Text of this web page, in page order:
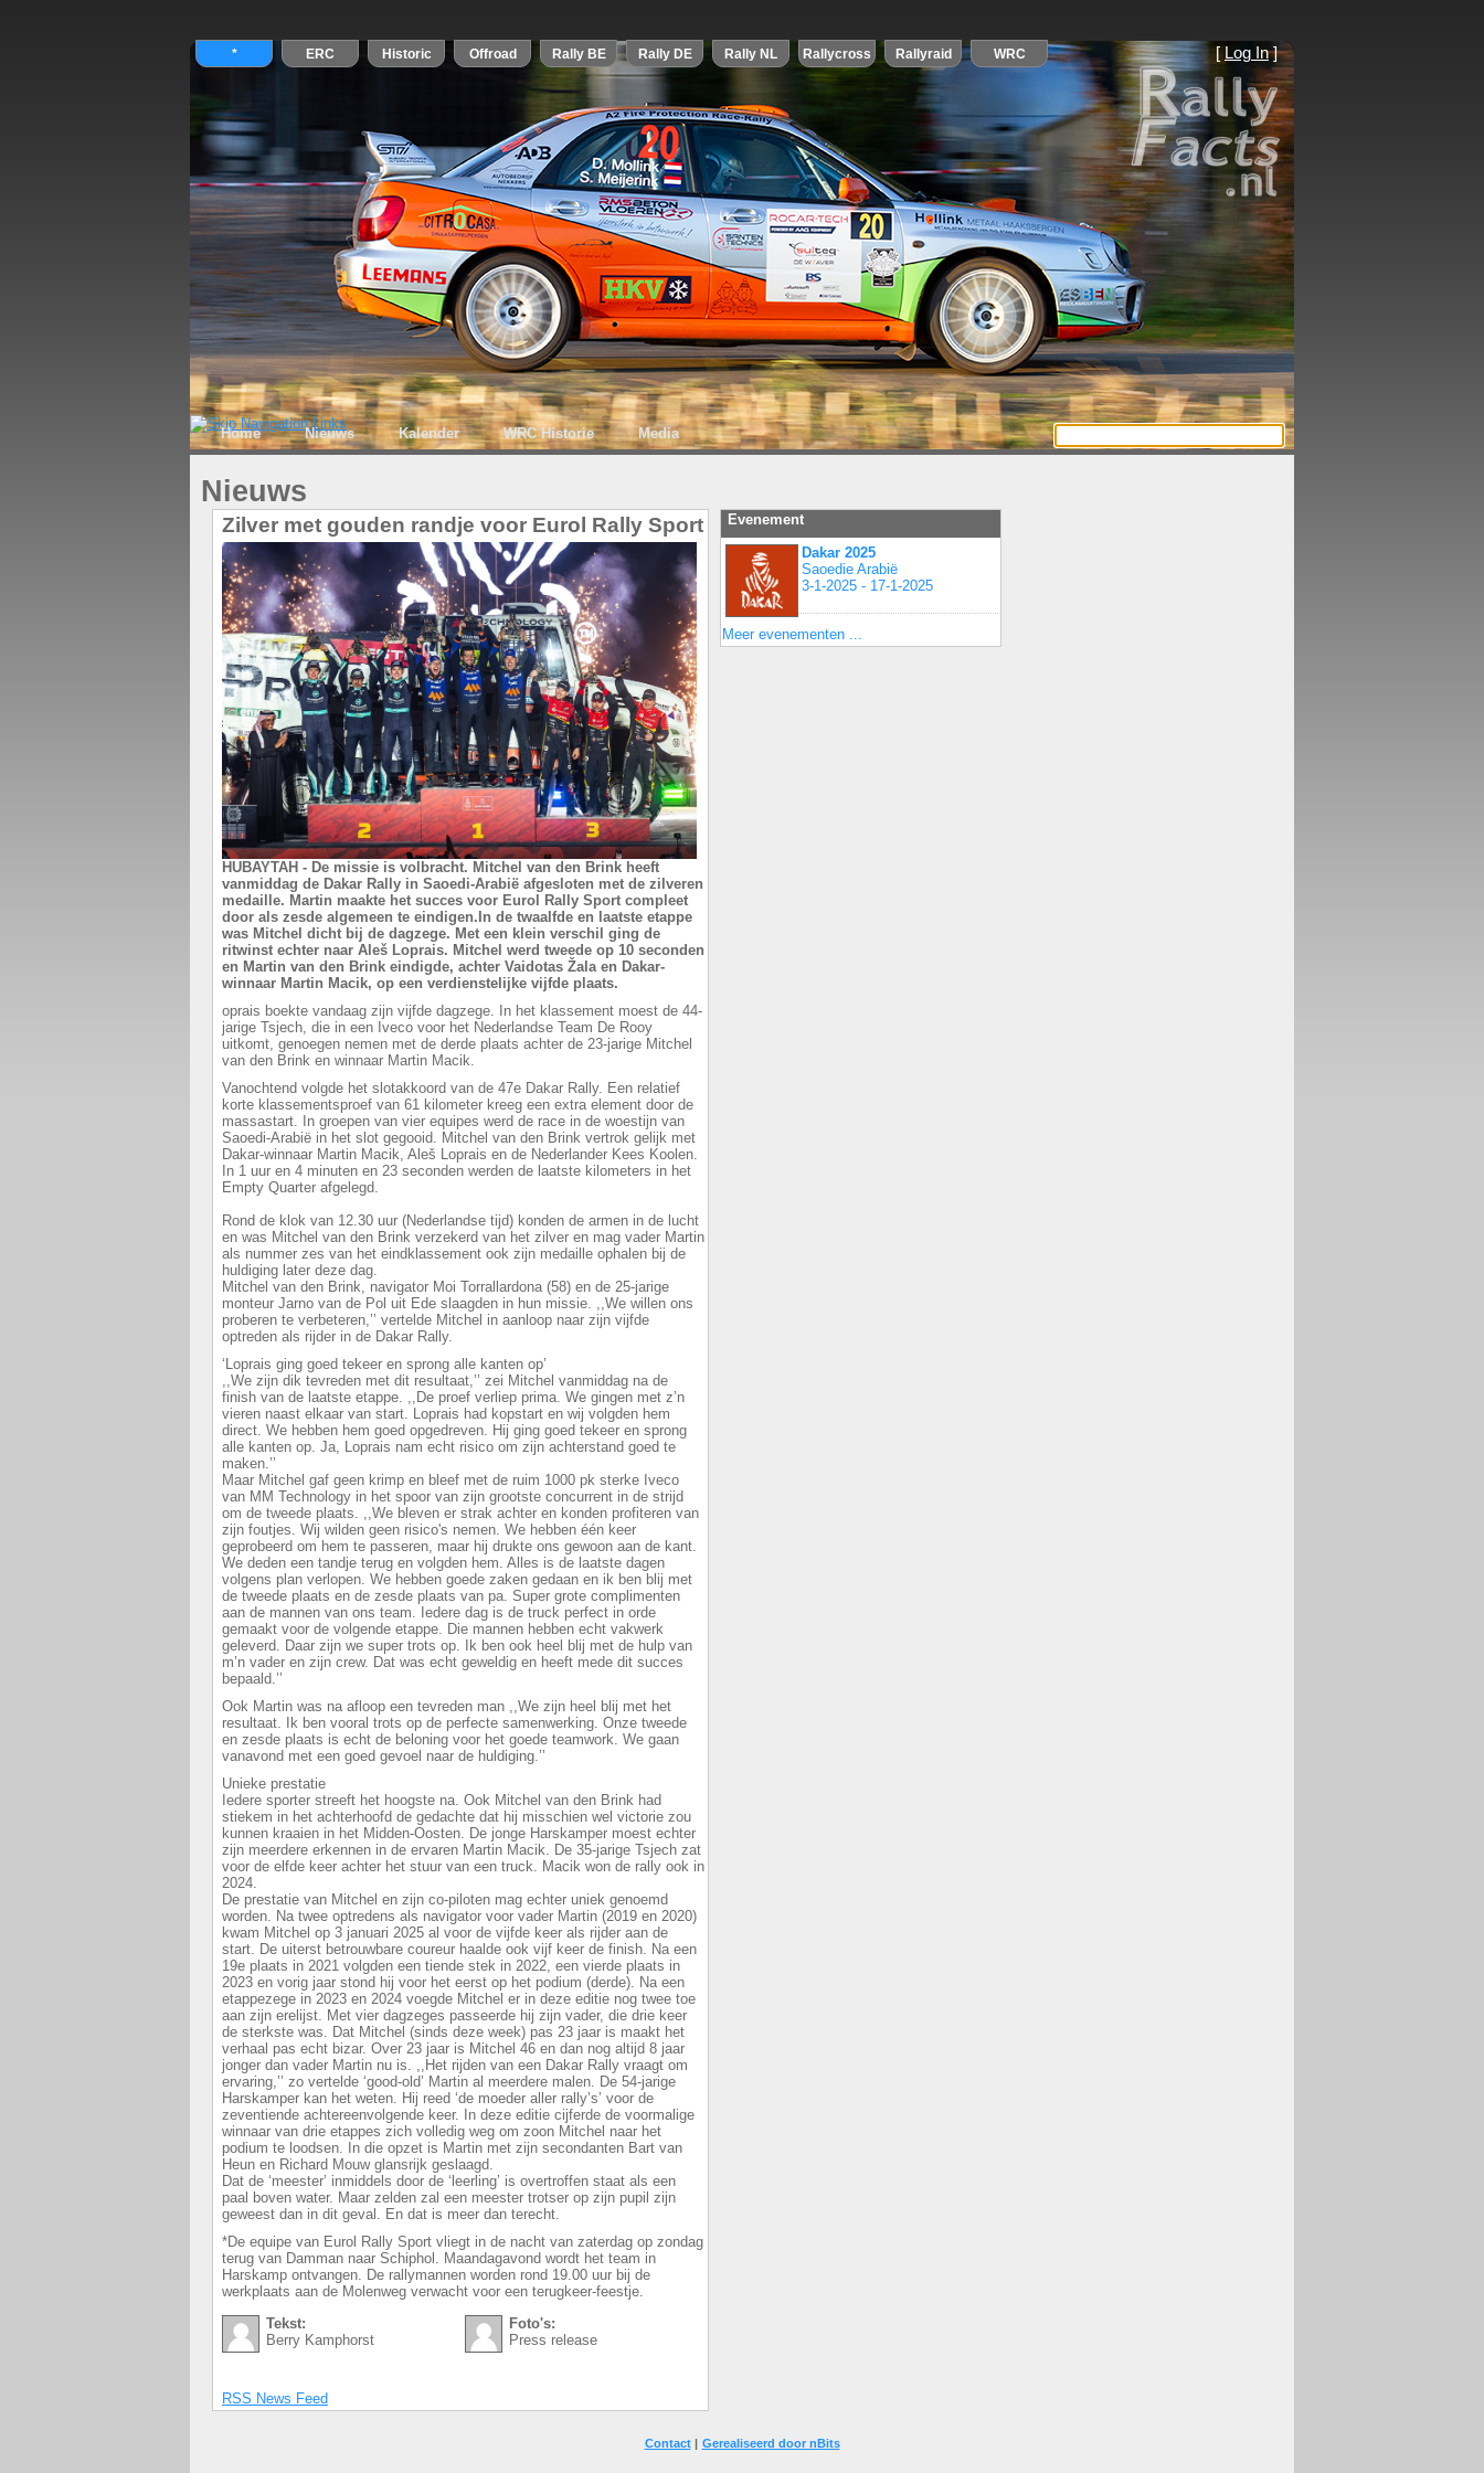
[ Log In]
Home Nieuws Kalender WRC Historie Media
Nieuws
Zilver met gouden randje voor Eurol Rally Sport
HUBAYTAH - De missie is volbracht. Mitchel van den Brink heeft
vanmiddag de Dakar Rally in Saoedi-Arabië afgesloten met de zilveren
medaille. Martin maakte het succes voor Eurol Rally Sport compleet
door als zesde algemeen te eindigen.In de twaalfde en laatste etappe
was Mitchel dicht bij de dagzege. Met een klein verschil ging de
ritwinst echter naar Aleš Loprais. Mitchel werd tweede op 10 seconden
en Martin van den Brink eindigde, achter Vaidotas Žala en Dakar-
winnaar Martin Macik, op een verdienstelijke vijfde plaats.
oprais boekte vandaag zijn vijfde dagzege. In het klassement moest de 44-
jarige Tsjech, die in een Iveco voor het Nederlandse Team De Rooy
uitkomt, genoegen nemen met de derde plaats achter de 23-jarige Mitchel
van den Brink en winnaar Martin Macik.
Vanochtend volgde het slotakkoord van de 47e Dakar Rally. Een relatief
korte klassementsproef van 61 kilometer kreeg een extra element door de
massastart. In groepen van vier equipes werd de race in de woestijn van
Saoedi-Arabië in het slot gegooid. Mitchel van den Brink vertrok gelijk met
Dakar-winnaar Martin Macik, Aleš Loprais en de Nederlander Kees Koolen.
In 1 uur en 4 minuten en 23 seconden werden de laatste kilometers in het
Empty Quarter afgelegd.
Rond de klok van 12.30 uur (Nederlandse tijd) konden de armen in de lucht
en was Mitchel van den Brink verzekerd van het zilver en mag vader Martin
als nummer zes van het eindklassement ook zijn medaille ophalen bij de
huldiging later deze dag.
Mitchel van den Brink, navigator Moi Torrallardona (58) en de 25-jarige
monteur Jarno van de Pol uit Ede slaagden in hun missie. ,,We willen ons
proberen te verbeteren,’’ vertelde Mitchel in aanloop naar zijn vijfde
optreden als rijder in de Dakar Rally.
‘Loprais ging goed tekeer en sprong alle kanten op’
,,We zijn dik tevreden met dit resultaat,’’ zei Mitchel vanmiddag na de
finish van de laatste etappe. ,,De proef verliep prima. We gingen met z’n
vieren naast elkaar van start. Loprais had kopstart en wij volgden hem
direct. We hebben hem goed opgedreven. Hij ging goed tekeer en sprong
alle kanten op. Ja, Loprais nam echt risico om zijn achterstand goed te
maken.’’
Maar Mitchel gaf geen krimp en bleef met de ruim 1000 pk sterke Iveco
van MM Technology in het spoor van zijn grootste concurrent in de strijd
om de tweede plaats. ,,We bleven er strak achter en konden profiteren van
zijn foutjes. Wij wilden geen risico's nemen. We hebben één keer
geprobeerd om hem te passeren, maar hij drukte ons gewoon aan de kant.
We deden een tandje terug en volgden hem. Alles is de laatste dagen
volgens plan verlopen. We hebben goede zaken gedaan en ik ben blij met
de tweede plaats en de zesde plaats van pa. Super grote complimenten
aan de mannen van ons team. Iedere dag is de truck perfect in orde
gemaakt voor de volgende etappe. Die mannen hebben echt vakwerk
geleverd. Daar zijn we super trots op. Ik ben ook heel blij met de hulp van
m’n vader en zijn crew. Dat was echt geweldig en heeft mede dit succes
bepaald.’’
Ook Martin was na afloop een tevreden man ,,We zijn heel blij met het
resultaat. Ik ben vooral trots op de perfecte samenwerking. Onze tweede
en zesde plaats is echt de beloning voor het goede teamwork. We gaan
vanavond met een goed gevoel naar de huldiging.’’
Unieke prestatie
Iedere sporter streeft het hoogste na. Ook Mitchel van den Brink had
stiekem in het achterhoofd de gedachte dat hij misschien wel victorie zou
kunnen kraaien in het Midden-Oosten. De jonge Harskamper moest echter
zijn meerdere erkennen in de ervaren Martin Macik. De 35-jarige Tsjech zat
voor de elfde keer achter het stuur van een truck. Macik won de rally ook in
2024.
De prestatie van Mitchel en zijn co-piloten mag echter uniek genoemd
worden. Na twee optredens als navigator voor vader Martin (2019 en 2020)
kwam Mitchel op 3 januari 2025 al voor de vijfde keer als rijder aan de
start. De uiterst betrouwbare coureur haalde ook vijf keer de finish. Na een
19e plaats in 2021 volgden een tiende stek in 2022, een vierde plaats in
2023 en vorig jaar stond hij voor het eerst op het podium (derde). Na een
etappezege in 2023 en 2024 voegde Mitchel er in deze editie nog twee toe
aan zijn erelijst. Met vier dagzeges passeerde hij zijn vader, die drie keer
de sterkste was. Dat Mitchel (sinds deze week) pas 23 jaar is maakt het
verhaal pas echt bizar. Over 23 jaar is Mitchel 46 en dan nog altijd 8 jaar
jonger dan vader Martin nu is. ,,Het rijden van een Dakar Rally vraagt om
ervaring,’’ zo vertelde ‘good-old’ Martin al meerdere malen. De 54-jarige
Harskamper kan het weten. Hij reed ‘de moeder aller rally’s’ voor de
zeventiende achtereenvolgende keer. In deze editie cijferde de voormalige
winnaar van drie etappes zich volledig weg om zoon Mitchel naar het
podium te loodsen. In die opzet is Martin met zijn secondanten Bart van
Heun en Richard Mouw glansrijk geslaagd.
Dat de ‘meester’ inmiddels door de ‘leerling’ is overtroffen staat als een
paal boven water. Maar zelden zal een meester trotser op zijn pupil zijn
geweest dan in dit geval. En dat is meer dan terecht.
*De equipe van Eurol Rally Sport vliegt in de nacht van zaterdag op zondag
terug van Damman naar Schiphol. Maandagavond wordt het team in
Harskamp ontvangen. De rallymannen worden rond 19.00 uur bij de
werkplaats aan de Molenweg verwacht voor een terugkeer-feestje.
Tekst:
Berry Kamphorst
Foto's:
Press release
RSS News Feed
Evenement
Dakar 2025
Saoedie Arabië
3-1-2025 - 17-1-2025
Meer evenementen ...
Contact| Gerealiseerd door nBits